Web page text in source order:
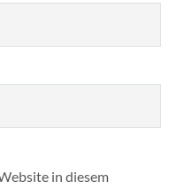
in diesem